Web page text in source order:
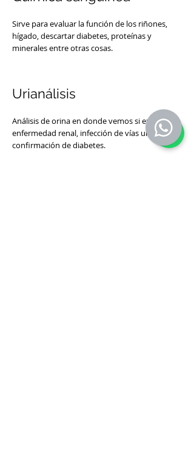
Sirve para evaluar la función de los riñones,
hígado, descartar diabetes, proteínas y
minerales entre otras cosas.
Urianálisis
Análisis de orina en donde vemos si existe
enfermedad renal, infección de vías urinarias y
confirmación de diabetes.